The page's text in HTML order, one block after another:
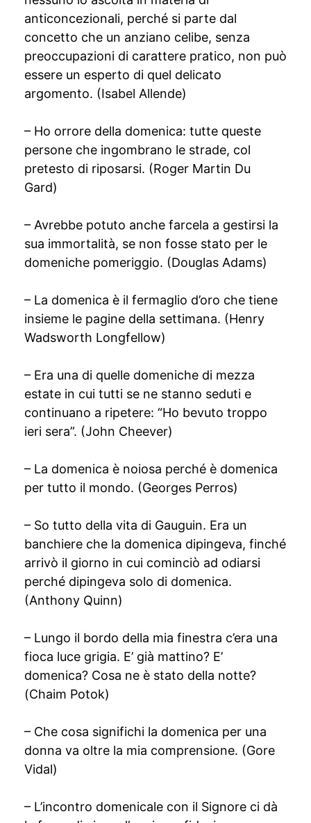
anticoncezionali, perché si parte dal
concetto che un anziano celibe, senza
preoccupazioni di carattere pratico, non può
essere un esperto di quel delicato
argomento. (Isabel Allende)
– Ho orrore della domenica: tutte queste
persone che ingombrano le strade, col
pretesto di riposarsi. (Roger Martin Du
Gard)
– Avrebbe potuto anche farcela a gestirsi la
sua immortalità, se non fosse stato per le
domeniche pomeriggio. (Douglas Adams)
– La domenica è il fermaglio d’oro che tiene
insieme le pagine della settimana. (Henry
Wadsworth Longfellow)
– Era una di quelle domeniche di mezza
estate in cui tutti se ne stanno seduti e
continuano a ripetere: “Ho bevuto troppo
ieri sera”. (John Cheever)
– La domenica è noiosa perché è domenica
per tutto il mondo. (Georges Perros)
– So tutto della vita di Gauguin. Era un
banchiere che la domenica dipingeva, finché
arrivò il giorno in cui cominciò ad odiarsi
perché dipingeva solo di domenica.
(Anthony Quinn)
– Lungo il bordo della mia finestra c’era una
fioca luce grigia. E’ già mattino? E’
domenica? Cosa ne è stato della notte?
(Chaim Potok)
– Che cosa significhi la domenica per una
donna va oltre la mia comprensione. (Gore
Vidal)
– L’incontro domenicale con il Signore ci dà